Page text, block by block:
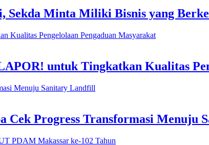
Sekda Minta Miliki Bisnis yang
untuk Tingkatkan Kualitas
Progress Transformasi Menuju